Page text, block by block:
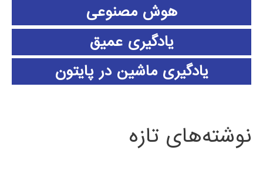
هوش مصنوعی
یادگیری عمیق
یادگیری ماشین در پایتون
نوشته‌های تازه